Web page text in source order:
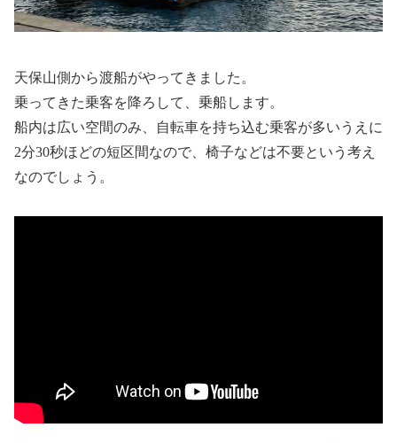
天保山側から渡船がやってきました。
乗ってきた乗客を降ろして、乗船します。
船内は広い空間のみ、自転車を持ち込む乗客が多いうえに
2分30秒ほどの短区間なので、椅子などは不要という考え
なのでしょう。